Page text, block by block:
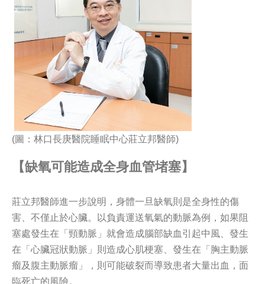
(圖：林口長庚醫院睡眠中心莊立邦醫師)
【缺氧可能造成全身血管堵塞】
莊立邦醫師進一步說明，身體一旦缺氧則是全身性的傷
害、不僅止於心臟。以負責運送氧氣的動脈為例，如果阻
塞處發生在「頸動脈」就會造成腦部缺血引起中風、發生
在「心臟冠狀動脈」則造成心肌梗塞、發生在「胸主動脈
瘤及腹主動脈瘤」，則可能破裂而導致患者大量出血，面
臨死亡的風險。